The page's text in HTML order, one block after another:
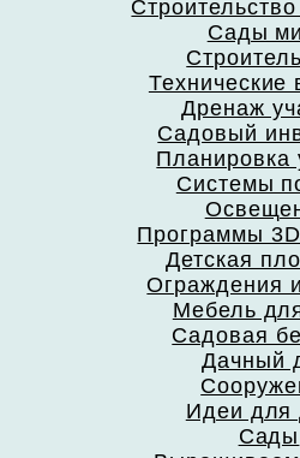
Сады
Технические
Дренаж
Садовый
Планировка
Системы
Программы
Детская
Ограждения
Мебель
Садовая
Дачный
Идеи для
Сады